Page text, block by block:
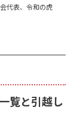
代表、令和の虎
覧と引越し